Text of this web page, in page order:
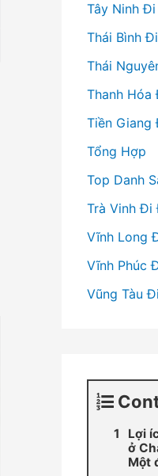
Tây Ninh
Thái Bình
Thái
Thanh
Tiền Giang
Tổng Hợp
Top Danh
Trà Vinh Đi
Vĩnh Long
Vĩnh Phúc
Vũng Tàu
Lợi
ở
Một